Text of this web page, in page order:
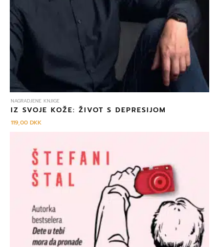
NAGRADJENE KNJIGE
IZ SVOJE KOŽE: ŽIVOT S DEPRESIJOM
119,00DKK